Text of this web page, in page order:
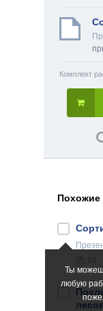
Комплект
Похожие
Ты
любую